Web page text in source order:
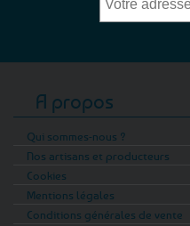
A propos
Qui sommes-nous ?
Nos artisans et producteurs
Cookies
Mentions légales
Conditions générales de vente